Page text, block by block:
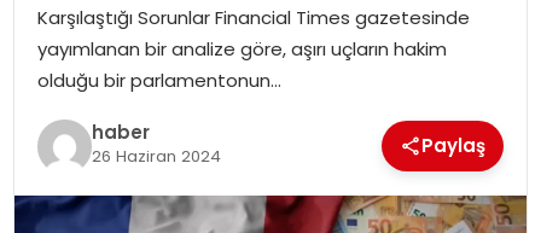
SAĞLIK
SOSYAL HABER
Karşılaştığı Sorunlar Financial Times gazetesinde
yayımlanan bir analize göre, aşırı uçların hakim
olduğu bir parlamentonun…
haber
26 Haziran 2024 Paylaş